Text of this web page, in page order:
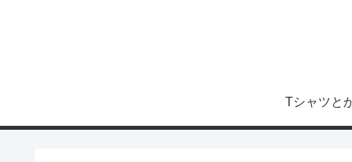
Tシャツと